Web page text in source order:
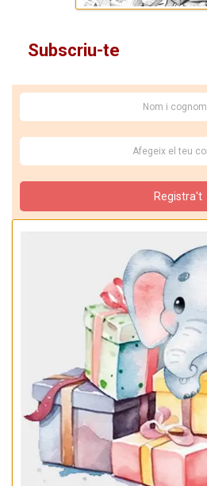
Subscriu-te
Registra't